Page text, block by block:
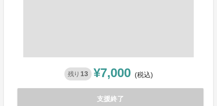
残り 13 ¥7,000 (税込)
支援終了